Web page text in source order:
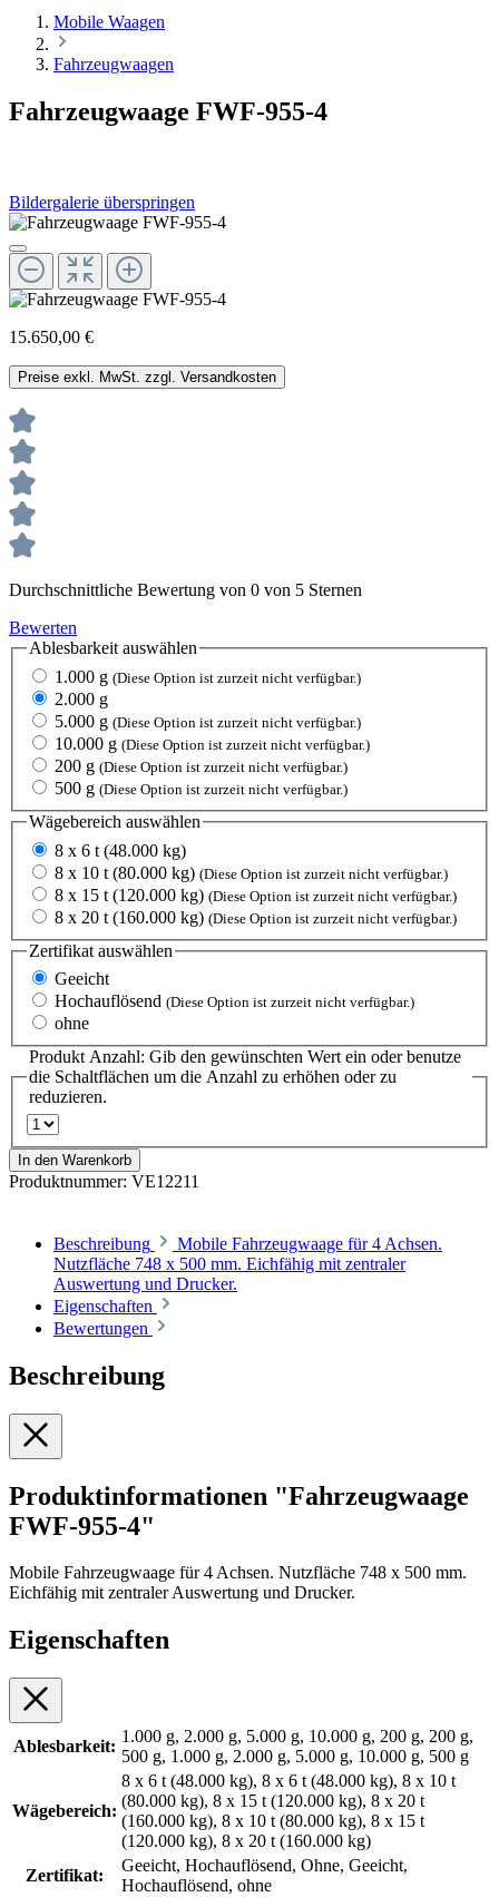
Mobile Waagen
Fahrzeugwaagen
Fahrzeugwaage FWF-955-4
Bildergalerie überspringen
15.650,00 €
Preise exkl. MwSt. zzgl. Versandkosten
Durchschnittliche Bewertung von 0 von 5 Sternen
Bewerten
Ablesbarkeitauswählen
1.000 g (Diese Option ist zurzeit nicht verfügbar.)
2.000 g
5.000 g (Diese Option ist zurzeit nicht verfügbar.)
10.000 g (Diese Option ist zurzeit nicht verfügbar.)
200 g (Diese Option ist zurzeit nicht verfügbar.)
500 g (Diese Option ist zurzeit nicht verfügbar.)
Wägebereich auswählen
8 x 6 t (48.000 kg)
8 x 10 t (80.000 kg) (Diese Option ist zurzeit nicht verfügbar.)
8 x 15 t (120.000 kg) (Diese Option ist zurzeit nicht verfügbar.)
8 x 20 t (160.000 kg) (Diese Option ist zurzeit nicht verfügbar.)
Zertifikat auswählen
Geeicht
Hochauflösend (Diese Option ist zurzeit nicht verfügbar.)
ohne
Produkt Anzahl: Gib den gewünschten Wert ein oder benutze
die Schaltflächen um die Anzahl zu erhöhen oder zu
reduzieren.
In den Warenkorb
Produktnummer: VE12211
Beschreibung
Mobile Fahrzeugwaage für 4 Achsen.
Nutzfläche 748 x 500 mm. Eichfähig mit zentraler
Auswertung und Drucker.
Eigenschaften
Bewertungen
Beschreibung
Produktinformationen "Fahrzeugwaage
FWF-955-4"
Mobile Fahrzeugwaage für 4 Achsen. Nutzfläche 748 x 500 mm.
Eichfähig mit zentraler Auswertung und Drucker.
Eigenschaften
Ablesbarkeit:
1.000 g, 2.000 g, 5.000 g, 10.000 g, 200 g, 200 g,
500 g, 1.000 g, 2.000 g, 5.000 g, 10.000 g, 500 g
Wägebereich:
8 x 6 t (48.000 kg), 8 x 6 t (48.000 kg), 8 x 10 t
(80.000 kg), 8 x 15 t (120.000 kg), 8 x 20 t
(160.000 kg), 8 x 10 t (80.000 kg), 8 x 15 t
(120.000 kg), 8 x 20 t (160.000 kg)
Zertifikat:
Geeicht, Hochauflösend, Ohne, Geeicht,
Hochauflösend, ohne